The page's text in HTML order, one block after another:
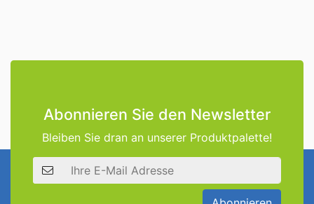
Abonnieren Sie den Newsletter
Bleiben Sie dran an unserer Produktpalette!
E-Mail Adresse